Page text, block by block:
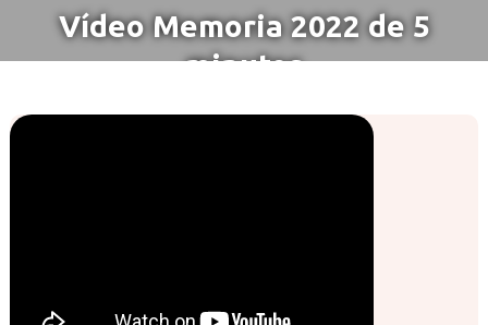
Vídeo Memoria 2022 de 5
minutos